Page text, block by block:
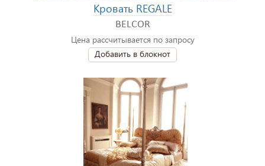
Кровать REGALE
BELCOR
Цена рассчитывается по запросу
Добавить в блокнот